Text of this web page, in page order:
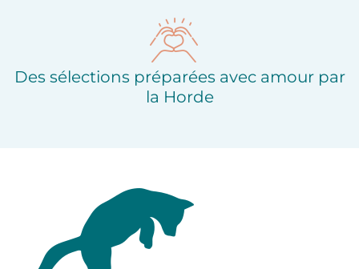
Des sélections préparées avec amour par
la Horde